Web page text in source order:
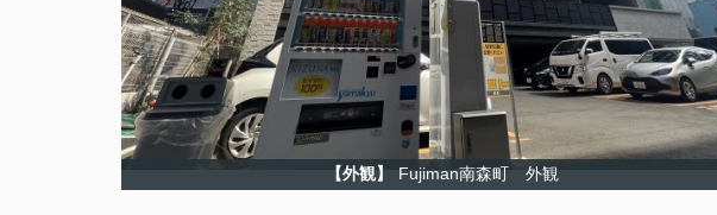
【外観】 Fujiman南森町 外観